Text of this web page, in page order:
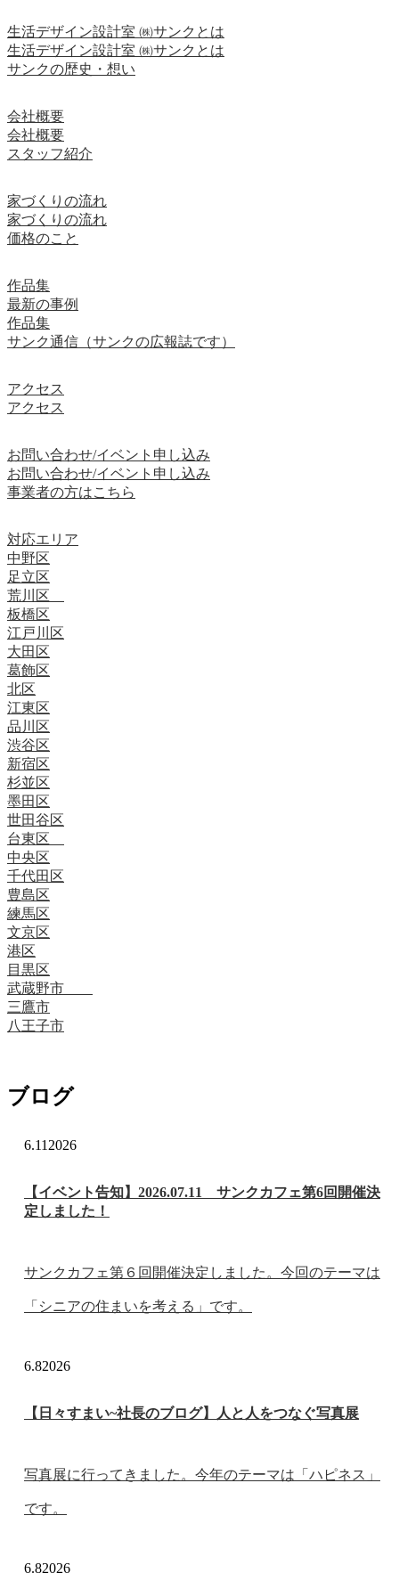
生活デザイン設計室 ㈱サンクとは
生活デザイン設計室 ㈱サンクとは
サンクの歴史・想い
会社概要
会社概要
スタッフ紹介
家づくりの流れ
家づくりの流れ
価格のこと
作品集
最新の事例
作品集
サンク通信（サンクの広報誌です）
アクセス
アクセス
お問い合わせ/イベント申し込み
お問い合わせ/イベント申し込み
事業者の方はこちら
対応エリア
中野区
足立区
荒川区
板橋区
江戸川区
大田区
葛飾区
北区
江東区
品川区
渋谷区
新宿区
杉並区
墨田区
世田谷区
台東区
中央区
千代田区
豊島区
練馬区
文京区
港区
目黒区
武蔵野市
三鷹市
八王子市
ブログ
6.11 2026
【イベント告知】2026.07.11 サンクカフェ第6回開催決
定しました！
サンクカフェ第６回開催決定しました。今回のテーマは
「シニアの住まいを考える」です。
6.82026
【日々すまい~社長のブログ】人と人をつなぐ写真展
写真展に行ってきました。今年のテーマは「ハピネス」
です。
6.82026